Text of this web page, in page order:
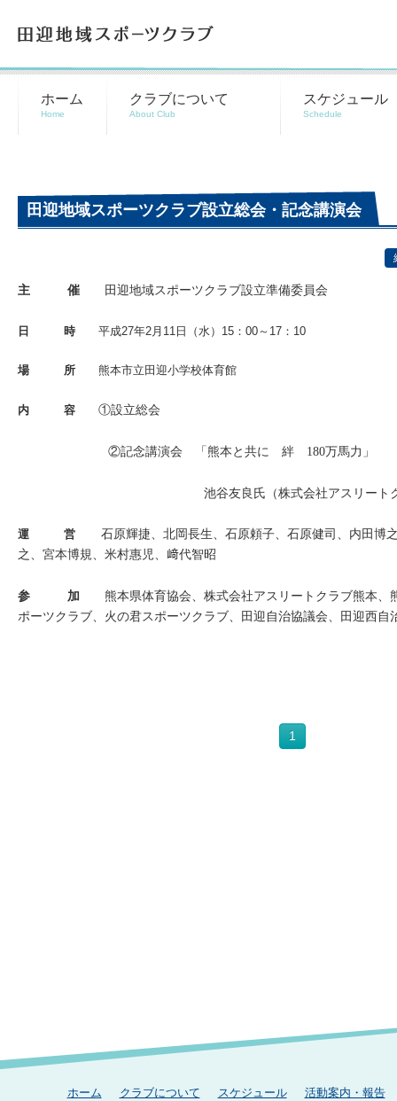
ホーム クラブについて スケジュール
田迎地域スポーツクラブ設立総会・記念講演会
主 催 田迎地域スポーツクラブ設立準備委員会
日 時 平成27年2 月 11 日（水） 15 ： 00～ 17 ： 10
場 所 熊本市立田迎小学校体育館
内 容 ①設立総会
②記念講演会 「熊本と共に 絆 180万馬力」
池谷友良氏（株式会社アスリートクラブ
運 営 石原輝捷、北岡長生、石原頼子、石原健司、内田博
之、宮本博規、米村惠児、﨑代智昭
参 加 熊本県体育協会、 株式会社アスリートクラブ熊本、
ポーツクラブ、火の君スポーツクラブ、田迎自治協議会、田迎西自
1
ホーム クラブについて スケジュール 活動案内・報告